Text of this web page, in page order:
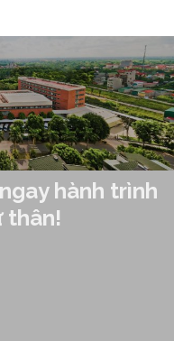
hành trình
thân!